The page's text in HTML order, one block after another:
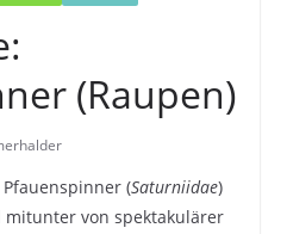
(Raupen)
(Saturniidae)
von spektakulärer